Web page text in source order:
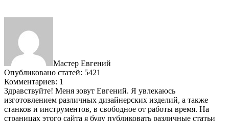
Мастер Евгений
Опубликовано статей: 5421
Комментариев: 1
Здравствуйте! Меня зовут Евгений. Я увлекаюсь
изготовлением различных дизайнерских изделий, а также
станков и инструментов, в свободное от работы время. На
страницах этого сайта я буду публиковать различные статьи